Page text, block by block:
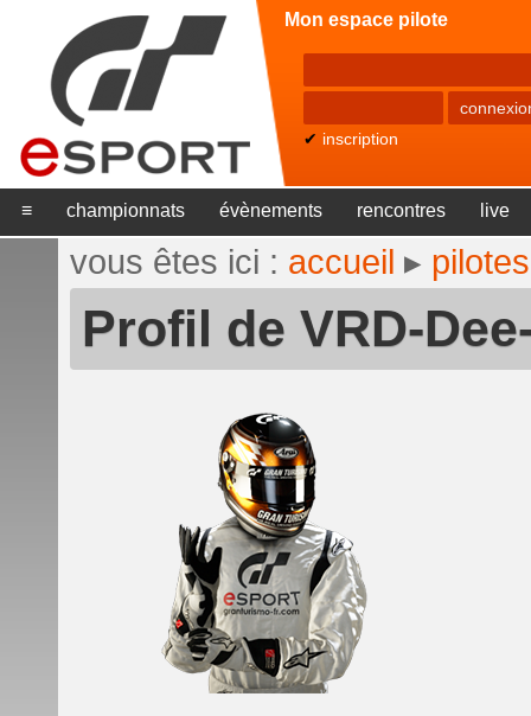
Mon espace pilote
✔ inscription
≡ championnats évènements rencontres live
vous êtes ici : accueil ▸ pilotes
Profil de VRD-